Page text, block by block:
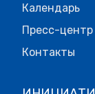
Календарь
Пресс-центр
Контакты